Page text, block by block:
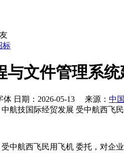
标
与文件管理系
日期：2026-05-13 来源： 中
航技国际经贸发展 受中航西飞
中航西飞民用飞机 委托，对企